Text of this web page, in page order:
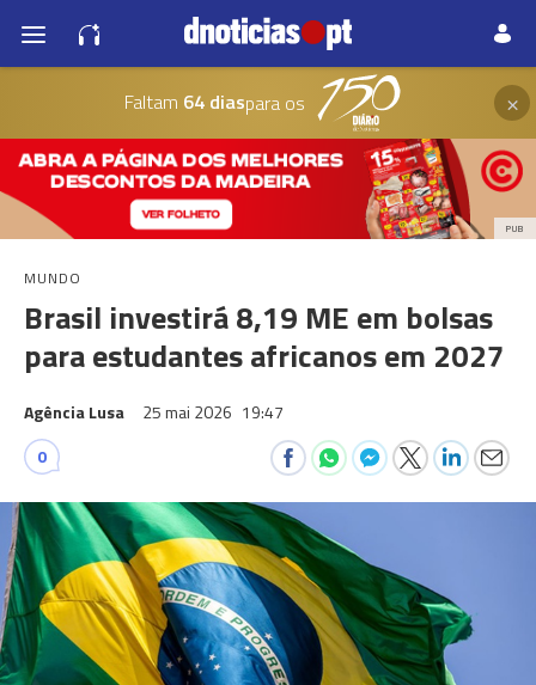
Faltam 64 diaspara os ×
PUB
MUNDO
Brasil investirá 8,19 ME em bolsas
para estudantes africanos em 2027
Agência Lusa 25 mai 2026 19:47
0